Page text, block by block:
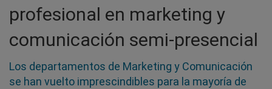
profesional en marketing y
comunicación semi-presencial
Los departamentos de Marketing y Comunicación
se han vuelto imprescindibles para la mayoría de